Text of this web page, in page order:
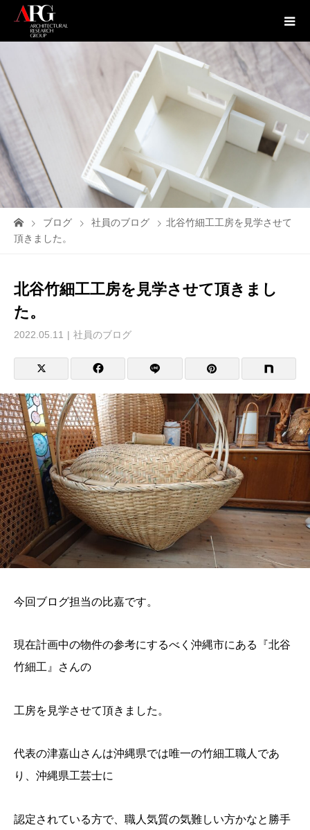
ブログ 社員のブログ
北谷竹細工工房を見学させて
頂きました。
北谷竹細工工房を見学させて頂きまし
た。
2022.05.11 社員のブログ
今回ブログ担当の比嘉です。
現在計画中の物件の参考にするべく沖縄市にある『北谷
竹細工』さんの
工房を見学させて頂きました。
代表の津嘉山さんは沖縄県では唯一の竹細工職人であ
り、沖縄県工芸士に
認定されている方で、職人気質の気難しい方かなと勝手